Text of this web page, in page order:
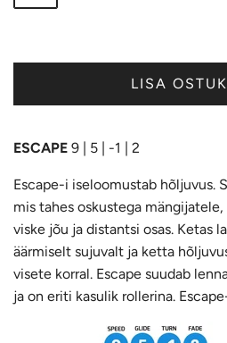
LISA
ESCAPE 9 | 5 | -1 | 2
Escape-i iseloomustab hõljuvus.
mis tahes oskustega
viske jõu ja distantsi osas. Ketas
äärmiselt sujuvalt ja ketta
visete korral. Escape suudab
ja on eriti kasulik rollerina.